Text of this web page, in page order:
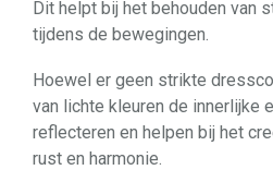
Dit helpt bij het behouden van
tijdens de bewegingen.
Hoewel er geen strikte
van lichte kleuren de innerlijke
reflecteren en helpen bij het
rust en harmonie.